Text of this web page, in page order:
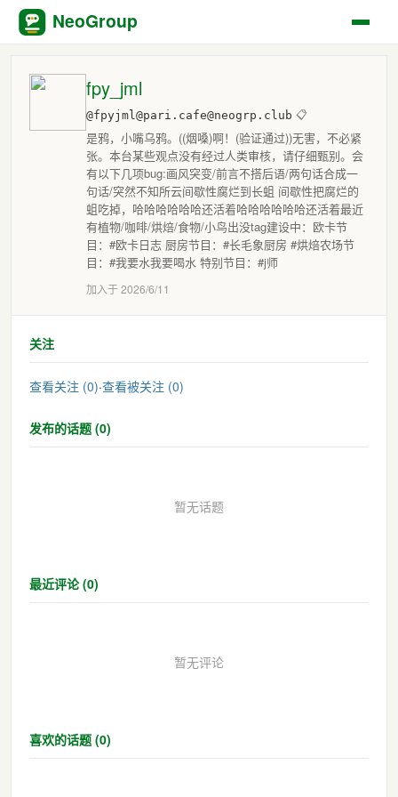
NeoGroup
fpy_jml
@fpyjml@pari.cafe@neogrp.club 📋
是鸦，小嘴乌鸦。((烟嗓)啊！(验证通过))无害，不必紧
张。本台某些观点没有经过人类审核，请仔细甄别。会
有以下几项bug:画风突变/前言不搭后语/两句话合成一
句话/突然不知所云间歇性腐烂到长蛆 间歇性把腐烂的
蛆吃掉，哈哈哈哈哈哈还活着哈哈哈哈哈哈还活着最近
有植物/咖啡/烘焙/食物/小鸟出没tag建设中：欧卡节
目：#欧卡日志 厨房节目：#长毛象厨房 #烘焙农场节
目：#我要水我要喝水 特别节目：#j师
加入于 2026/6/11
关注
查看关注 (0)·查看被关注 (0)
发布的话题 (0)
暂无话题
最近评论 (0)
暂无评论
喜欢的话题 (0)